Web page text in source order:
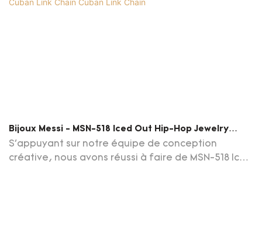
Bijoux Messi - MSN-518 Iced Out Hip-Hop Jewelry
Moisanite Cuban Link Chain Cuban Link Chain
S'appuyant sur notre équipe de conception
créative, nous avons réussi à faire de MSN-518 Iced